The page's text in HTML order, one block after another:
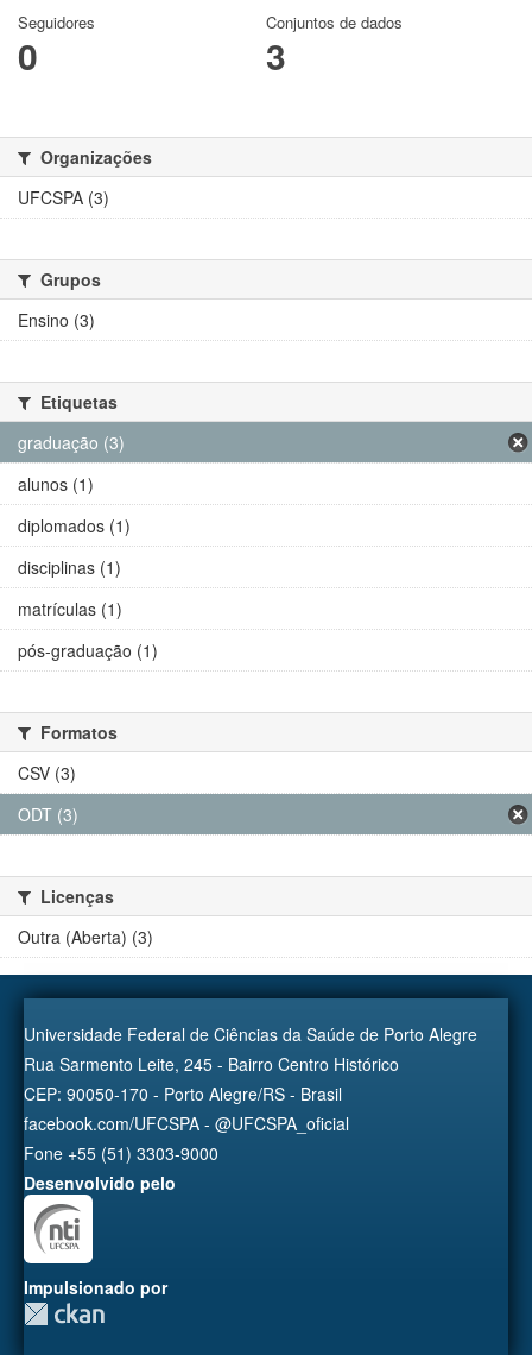
Seguidores
0
Conjuntos de dados
3
Organizações
UFCSPA (3)
Grupos
Ensino (3)
Etiquetas
graduação (3)
alunos (1)
diplomados (1)
disciplinas (1)
matrículas (1)
pós-graduação (1)
Formatos
CSV (3)
ODT (3)
Licenças
Outra (Aberta) (3)
Universidade Federal de Ciências da Saúde de Porto Alegre
Rua Sarmento Leite, 245 - Bairro Centro Histórico
CEP: 90050-170 - Porto Alegre/RS - Brasil
facebook.com/UFCSPA - @UFCSPA_oficial
Fone +55 (51) 3303-9000
Desenvolvido pelo
Impulsionado por